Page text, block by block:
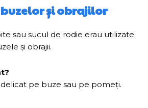
și obrajilor
sau sucul de rodie erau utilizate
și obrajii.
pe buze sau pe pomeți.